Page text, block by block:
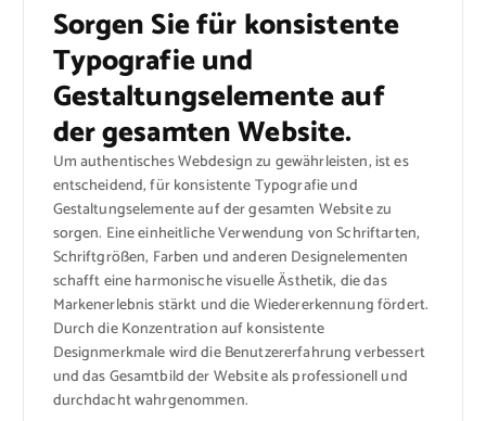
Sorgen Sie für konsistente
Typografie und
Gestaltungselemente auf
der gesamten Website.
Um authentisches Webdesign zu gewährleisten, ist es
entscheidend, für konsistente Typografie und
Gestaltungselemente auf der gesamten Website zu
sorgen. Eine einheitliche Verwendung von Schriftarten,
Schriftgrößen, Farben und anderen Designelementen
schafft eine harmonische visuelle Ästhetik, die das
Markenerlebnis stärkt und die Wiedererkennung fördert.
Durch die Konzentration auf konsistente
Designmerkmale wird die Benutzererfahrung verbessert
und das Gesamtbild der Website als professionell und
durchdacht wahrgenommen.